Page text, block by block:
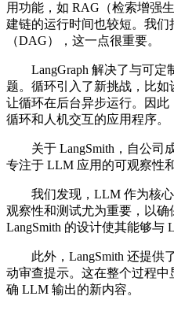
用功能，如 RAG（检索增强
建链的运行时间也较短。我们
（DAG），这一点很重要。
LangGraph 解决了与可定
题。循环引入了新挑战，比
让循环在后台异步运行。因此
循环和人机交互的应用程序。
关于 LangSmith，自公司成
专注于 LLM 应用的可观察性
我们发现，LLM 作为核心
观察性和测试尤为重要，以确
LangSmith 的设计使其能够与
此外，LangSmith 还提供
动审查提示。这在整个过程
确 LLM 输出的新内容。